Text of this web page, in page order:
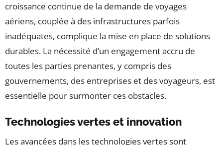
croissance continue de la demande de voyages
aériens, couplée à des infrastructures parfois
inadéquates, complique la mise en place de solutions
durables. La nécessité d’un engagement accru de
toutes les parties prenantes, y compris des
gouvernements, des entreprises et des voyageurs, est
essentielle pour surmonter ces obstacles.
Technologies vertes et innovation
Les avancées dans les technologies vertes sont